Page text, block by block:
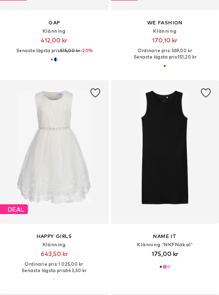
GAP
Klänning
412,00 kr
Senaste lägsta pris:515,00 kr-20%
WE FASHION
Klänning
170,10 kr
Ordinarie pris: 369,00 kr
Senaste lägsta pris:151,20 kr
DEAL
HAPPY GIRLS
Klänning
643,50 kr
Ordinarie pris: 1 025,00 kr
Senaste lägsta pris:643,50 kr
NAME IT
Klänning 'NKFNakal'
175,00 kr